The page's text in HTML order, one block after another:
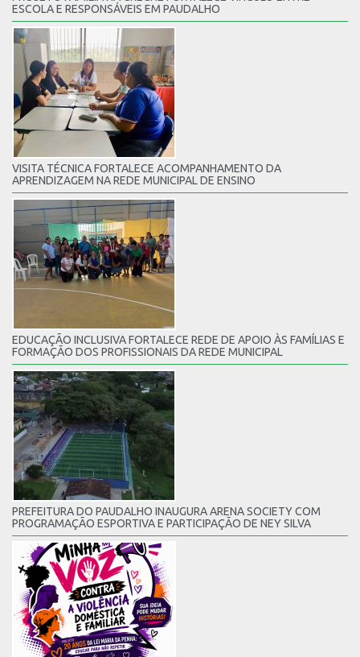
ESCOLA E RESPONSÁVEIS EM PAUDALHO
VISITA TÉCNICA FORTALECE ACOMPANHAMENTO DA
APRENDIZAGEM NA REDE MUNICIPAL DE ENSINO
EDUCAÇÃO INCLUSIVA FORTALECE REDE DE APOIO ÀS FAMÍLIAS E
FORMAÇÃO DOS PROFISSIONAIS DA REDE MUNICIPAL
PREFEITURA DO PAUDALHO INAUGURA ARENA SOCIETY COM
PROGRAMAÇÃO ESPORTIVA E PARTICIPAÇÃO DE NEY SILVA